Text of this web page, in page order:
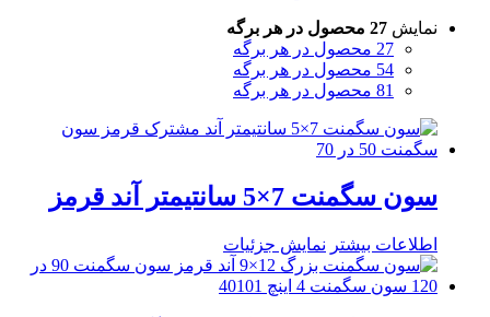
نمایش 27 محصول در هر برگه
27 محصول در هر برگه
54 محصول در هر برگه
81 محصول در هر برگه
سون سگمنت 7×5 سانتیمتر آند قرمز
اطلاعات بیشتر نمایش جزئیات